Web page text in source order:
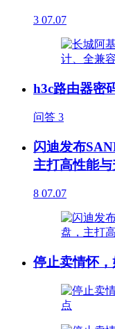
3 07.07
h3c路由器密
问答 3
闪迪发布
主打高性能
8 07.07
停止卖情怀